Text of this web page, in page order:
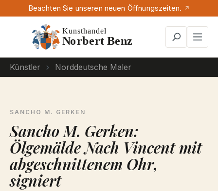
Zum Hauptinhalt springen
Beachten Sie unseren neuen Öffnungszeiten.
Künstler Norddeutsche Maler
SANCHO M. GERKEN
Sancho M. Gerken:
Ölgemälde Nach Vincent mit
abgeschnittenem Ohr,
signiert